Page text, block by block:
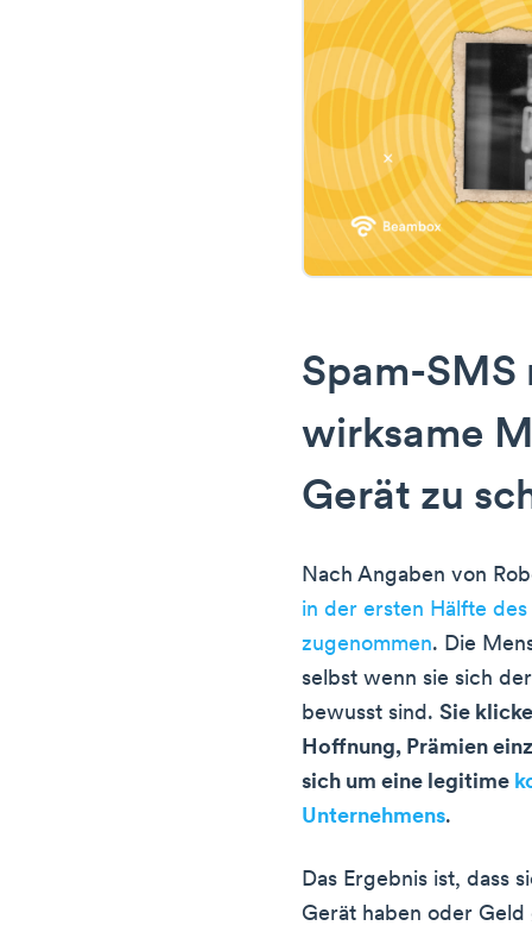
Spam-SMS
wirksame
Gerät zu
Nach Angaben von
in der ersten Hälfte
zugenommen. Die
selbst wenn sie sich
bewusst sind.Sie
Hoffnung, Prämien
sich um eine legitime
Unternehmens.
Das Ergebnis ist, dass
Gerät haben oder